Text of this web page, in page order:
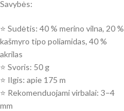
Savybės:
⭐ Sudėtis: 40 % merino vilna, 20 %
kašmyro tipo poliamidas, 40 %
akrilas
⭐ Svoris: 50 g
⭐ Ilgis: apie 175 m
⭐ Rekomenduojami virbalai: 3–4
mm